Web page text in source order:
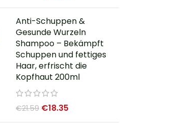
Anti-Schuppen &
Gesunde Wurzeln
Shampoo – Bekämpft
Schuppen und fettiges
Haar, erfrischt die
Kopfhaut 200ml
€21.59 €18.35